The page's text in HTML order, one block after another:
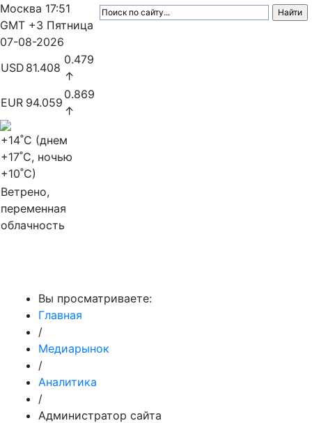
Москва 17:51
GMT +3 Пятница
07-08-2026
USD 81.408
0.479
↑
EUR 94.059
0.869
↑
+14˚C (днем
+17˚C, ночью
+10˚C)
Ветрено,
переменная
облачность
Вы просматриваете:
Главная
/
Медиарынок
/
Аналитика
/
Администратор сайта